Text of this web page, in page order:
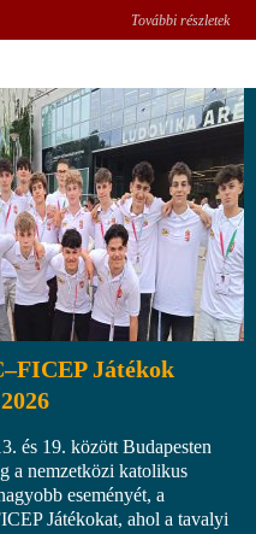
További részletek
Játékok
és 19. között Budapesten
a nemzetközi katolikus
eseményét, a
Játékokat, ahol a tavalyi